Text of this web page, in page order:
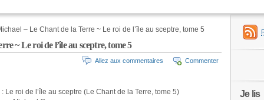
– Le Chant de la Terre ~ Le roi de l’île au sceptre, tome 5
~ Le roi de l’île au sceptre, tome 5
Commenter
Allez aux commentaires
: Le roi de l’île au sceptre (Le Chant de la Terre, tome 5)
Je lis